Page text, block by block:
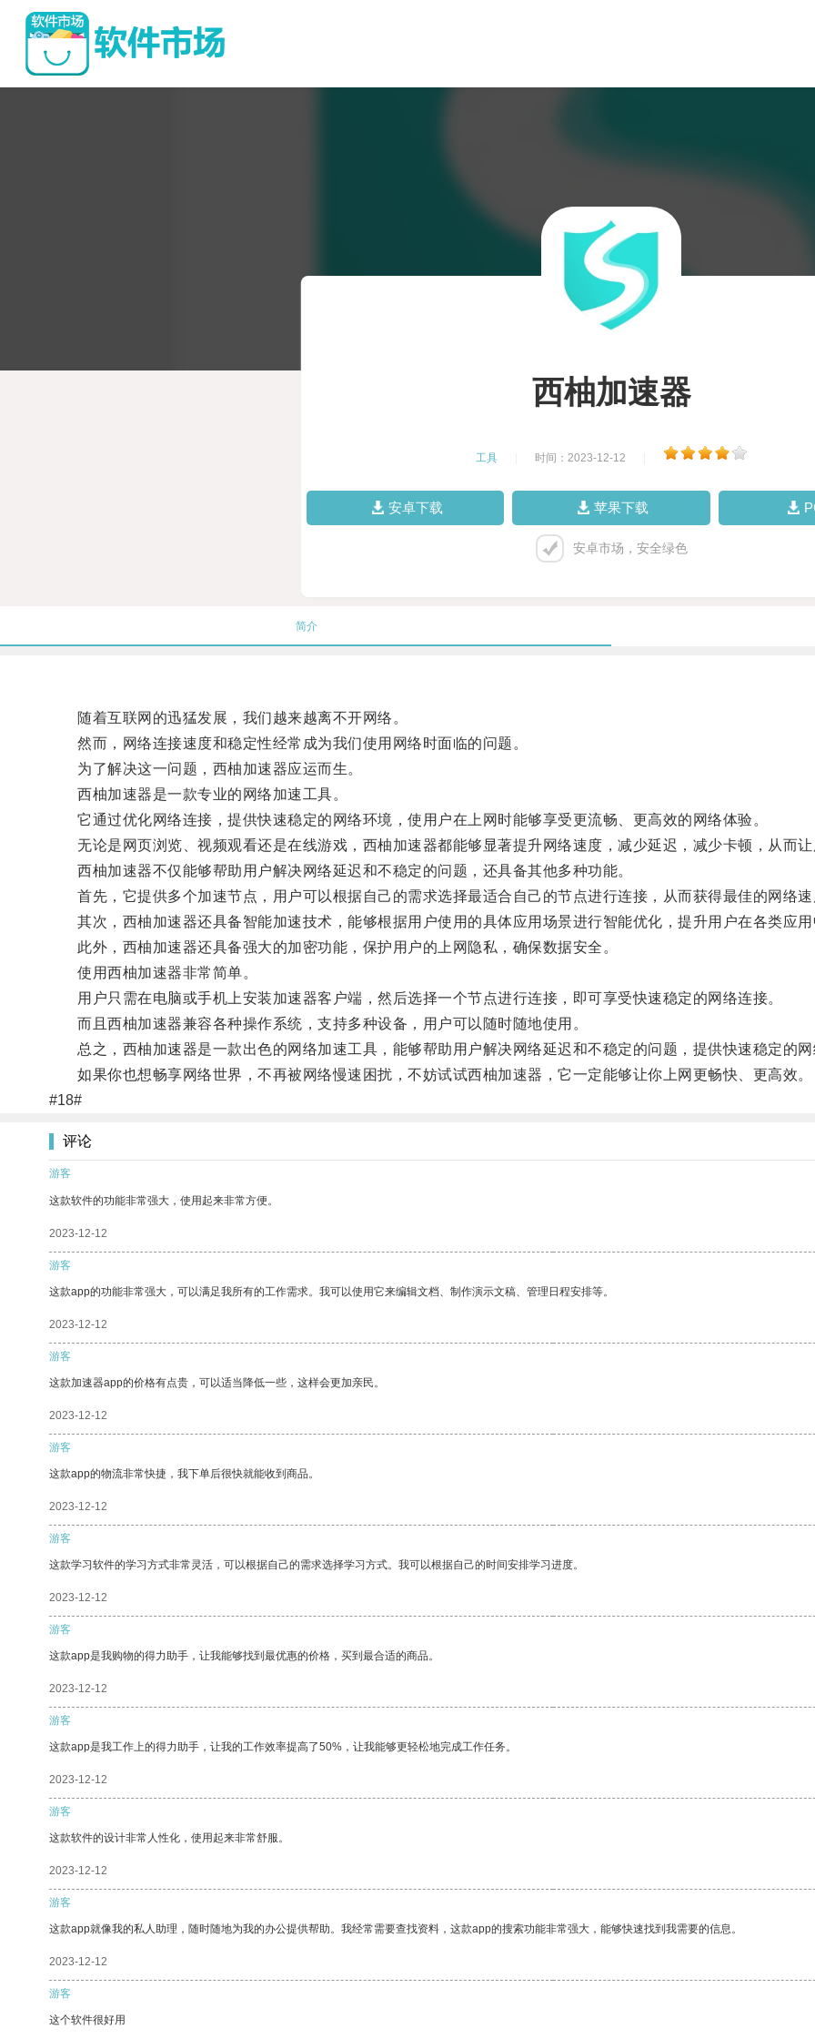
西柚加速器
工具 时间：2023-12-12
安卓下载 苹果下载
安卓市场，安全绿色
简介
随着互联网的迅猛发展，我们越来越离不开网络。
然而，网络连接速度和稳定性经常成为我们使用网络时面临的问题。
为了解决这一问题，西柚加速器应运而生。
西柚加速器是一款专业的网络加速工具。
它通过优化网络连接，提供快速稳定的网络环境，使用户在上网时能够享受更流畅、更高效的网络体验。
无论是网页浏览、视频观看还是在线游戏，西柚加速器都能够显著提升网络速度，减少延迟，减少卡顿，从而让
西柚加速器不仅能够帮助用户解决网络延迟和不稳定的问题，还具备其他多种功能。
首先，它提供多个加速节点，用户可以根据自己的需求选择最适合自己的节点进行连接，从而获得最佳的网络速
其次，西柚加速器还具备智能加速技术，能够根据用户使用的具体应用场景进行智能优化，提升用户在各类应用
此外，西柚加速器还具备强大的加密功能，保护用户的上网隐私，确保数据安全。
使用西柚加速器非常简单。
用户只需在电脑或手机上安装加速器客户端，然后选择一个节点进行连接，即可享受快速稳定的网络连接。
而且西柚加速器兼容各种操作系统，支持多种设备，用户可以随时随地使用。
总之，西柚加速器是一款出色的网络加速工具，能够帮助用户解决网络延迟和不稳定的问题，提供快速稳定的网
如果你也想畅享网络世界，不再被网络慢速困扰，不妨试试西柚加速器，它一定能够让你上网更畅快、更高效。
#18#
评论
游客
这款软件的功能非常强大，使用起来非常方便。
2023-12-12
游客
这款app的功能非常强大，可以满足我所有的工作需求。我可以使用它来编辑文档、制作演示文稿、管理日程安排等。
2023-12-12
游客
这款加速器app的价格有点贵，可以适当降低一些，这样会更加亲民。
2023-12-12
游客
这款app的物流非常快捷，我下单后很快就能收到商品。
2023-12-12
游客
这款学习软件的学习方式非常灵活，可以根据自己的需求选择学习方式。我可以根据自己的时间安排学习进度。
2023-12-12
游客
这款app是我购物的得力助手，让我能够找到最优惠的价格，买到最合适的商品。
2023-12-12
游客
这款app是我工作上的得力助手，让我的工作效率提高了50%，让我能够更轻松地完成工作任务。
2023-12-12
游客
这款软件的设计非常人性化，使用起来非常舒服。
2023-12-12
游客
这款app就像我的私人助理，随时随地为我的办公提供帮助。我经常需要查找资料，这款app的搜索功能非常强大，能够快速找到我需要的信息。
2023-12-12
游客
这个软件很好用